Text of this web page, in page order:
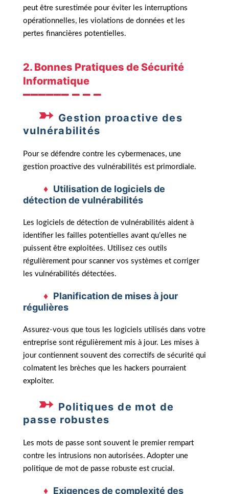
peut être surestimée pour éviter les interruptions
opérationnelles, les violations de données et les
pertes financières potentielles.
2. Bonnes Pratiques de Sécurité
Informatique
Gestion proactive des
vulnérabilités
Pour se défendre contre les cybermenaces, une
gestion proactive des vulnérabilités est primordiale.
Utilisation de logiciels de
détection de vulnérabilités
Les logiciels de détection de vulnérabilités aident à
identifier les failles potentielles avant qu’elles ne
puissent être exploitées. Utilisez ces outils
régulièrement pour scanner vos systèmes et corriger
les vulnérabilités détectées.
Planification de mises à jour
régulières
Assurez-vous que tous les logiciels utilisés dans votre
entreprise sont régulièrement mis à jour. Les mises à
jour contiennent souvent des correctifs de sécurité qui
colmatent les brèches que les hackers pourraient
exploiter.
Politiques de mot de
passe robustes
Les mots de passe sont souvent le premier rempart
contre les intrusions non autorisées. Adopter une
politique de mot de passe robuste est crucial.
Exigences de complexité des